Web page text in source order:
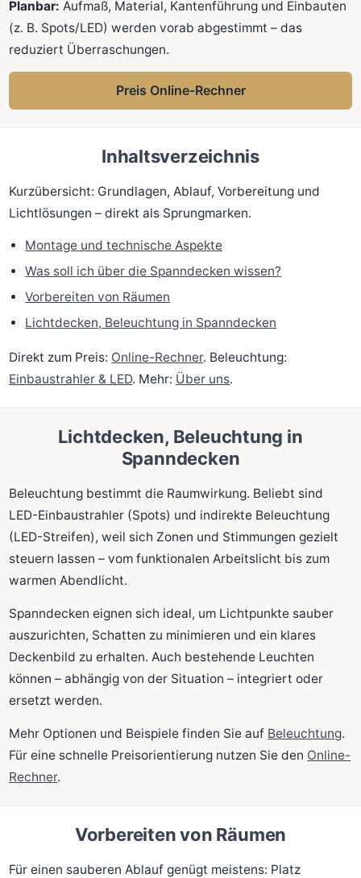
Planbar: Aufmaß, Material, Kantenführung und Einbauten
(z. B. Spots/LED) werden vorab abgestimmt – das
reduziert Überraschungen.
Preis Online-Rechner
Inhaltsverzeichnis
Kurzübersicht: Grundlagen, Ablauf, Vorbereitung und
Lichtlösungen – direkt als Sprungmarken.
Montage und technische Aspekte
Was soll ich über die Spanndecken wissen?
Vorbereiten von Räumen
Lichtdecken, Beleuchtung in Spanndecken
Direkt zum Preis: Online-Rechner. Beleuchtung:
Einbaustrahler & LED. Mehr: Über uns.
Lichtdecken, Beleuchtung in
Spanndecken
Beleuchtung bestimmt die Raumwirkung. Beliebt sind
LED-Einbaustrahler (Spots) und indirekte Beleuchtung
(LED-Streifen), weil sich Zonen und Stimmungen gezielt
steuern lassen – vom funktionalen Arbeitslicht bis zum
warmen Abendlicht.
Spanndecken eignen sich ideal, um Lichtpunkte sauber
auszurichten, Schatten zu minimieren und ein klares
Deckenbild zu erhalten. Auch bestehende Leuchten
können – abhängig von der Situation – integriert oder
ersetzt werden.
Mehr Optionen und Beispiele finden Sie auf Beleuchtung.
Für eine schnelle Preisorientierung nutzen Sie den Online-
Rechner.
Vorbereiten von Räumen
Für einen sauberen Ablauf genügt meistens: Platz